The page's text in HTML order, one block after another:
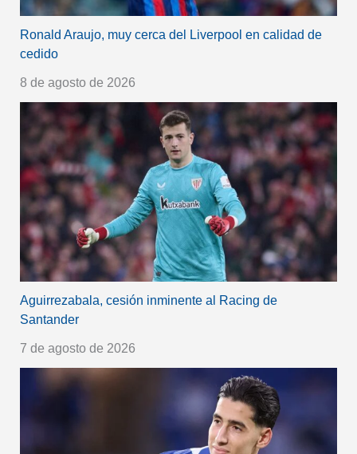
Ronald Araujo, muy cerca del Liverpool en calidad de
cedido
8 de agosto de 2026
Aguirrezabala, cesión inminente al Racing de
Santander
7 de agosto de 2026